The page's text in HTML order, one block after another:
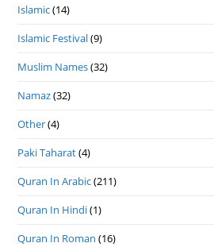
Islamic(14)
Islamic Festival(9)
Muslim Names(32)
Namaz(32)
Other(4)
Paki Taharat(4)
Quran In Arabic(211)
Quran In Hindi(1)
Quran In Roman (16)